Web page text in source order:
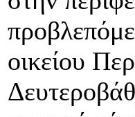
οικείου